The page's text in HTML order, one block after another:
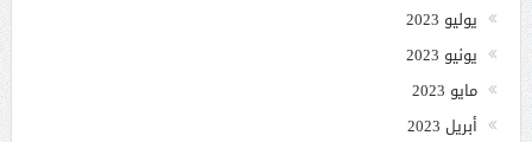
يوليو 2023
يونيو 2023
مايو 2023
أبريل 2023